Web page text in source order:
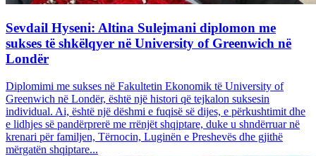
Sevdail Hyseni: Altina Sulejmani diplomon me
sukses të shkëlqyer në University of Greenwich në
Londër
Diplomimi me sukses në Fakultetin Ekonomik të University of
Greenwich në Londër, është një histori që tejkalon suksesin
individual. Ai, është një dëshmi e fuqisë së dijes, e përkushtimit dhe
e lidhjes së pandërprerë me rrënjët shqiptare, duke u shndërruar në
krenari për familjen, Tërnocin, Luginën e Preshevës dhe gjithë
mërgatën shqiptare...